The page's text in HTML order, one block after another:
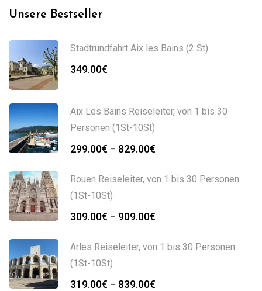
Unsere Bestseller
Stadtrundfahrt Aix les Bains (2 St)
349.00€
Aix Les Bains Reiseleiter, von 1 bis 30
Personen (1St-10St)
299.00€ – 829.00€
bis
Rouen Reiseleiter, von 1 bis 30 Personen
(1St-10St)
309.00€ – 909.00€
bis
Arles Reiseleiter, von 1 bis 30 Personen
(1St-10St)
319.00€ – 839.00€